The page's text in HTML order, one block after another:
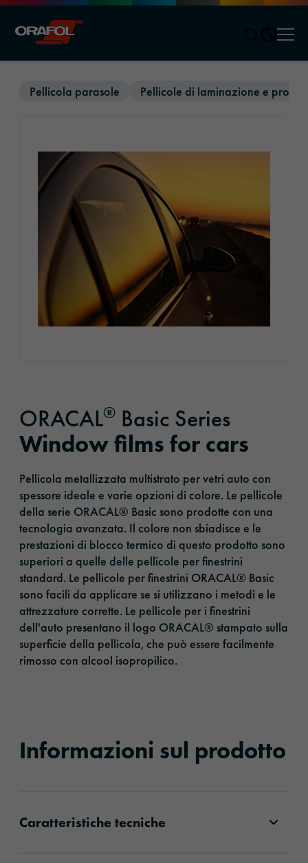
Pellicola parasole Pellicole di laminazione e
ORACAL® Basic Series
Window films for cars
Pellicola metallizzata multistrato per vetri auto con
spessore ideale e varie opzioni di colore. Le pellicole
della serie ORACAL® Basic sono prodotte con una
tecnologia avanzata. Il colore non sbiadisce e le
prestazioni di blocco termico di questo prodotto sono
superiori a quelle delle pellicole per finestrini
standard. Le pellicole per finestrini ORACAL® Basic
sono facili da applicare se si utilizzano i metodi e le
attrezzature corrette. Le pellicole per i finestrini
dell'auto presentano il logo ORACAL® stampato sulla
superficie della pellicola, che può essere facilmente
rimosso con alcool isopropilico.
Informazioni sul prodotto
Caratteristiche tecniche